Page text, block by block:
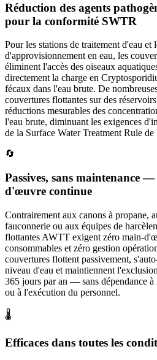
Réduction des agents
pour la conformité SWTR
Pour les stations de traitement d'eau
d'approvisionnement en eau, les
éliminent l'accès des oiseaux
directement la charge en
fécaux dans l'eau brute. De
couvertures flottantes sur des
réductions mesurables des
l'eau brute, diminuant les exigences
de la Surface Water Treatment Rule
🔄
Passives, sans maintenance
d'œuvre continue
Contrairement aux canons à propane,
fauconnerie ou aux équipes de
flottantes AWTT exigent zéro main-
consommables et zéro gestion
couvertures flottent passivement,
niveau d'eau et maintiennent
365 jours par an — sans dépendance
ou à l'exécution du personnel.
🌡️
Efficaces dans toutes les